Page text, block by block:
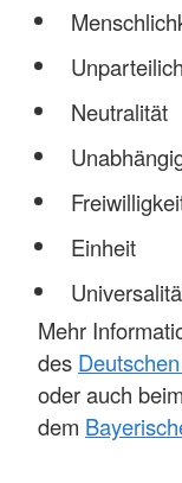
Neutralität
Einheit
Mehr
des
oder auch
dem